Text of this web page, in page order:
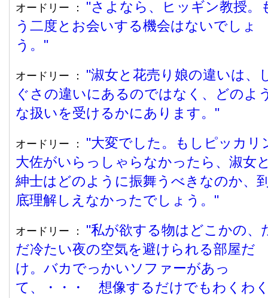
オードリー ：
さよなら、ヒッギン教授。
う二度とお会いする機会はないでしょ
う。
オードリー ：
淑女と花売り娘の違いは、
ぐさの違いにあるのではなく、どのよ
な扱いを受けるかにあります。
オードリー ：
大変でした。もしピッカリ
大佐がいらっしゃらなかったら、淑女
紳士はどのように振舞うべきなのか、
底理解しえなかったでしょう。
オードリー ：
私が欲する物はどこかの、
だ冷たい夜の空気を避けられる部屋だ
け。バカでっかいソファーがあっ
て、・・・ 想像するだけでもわくわ